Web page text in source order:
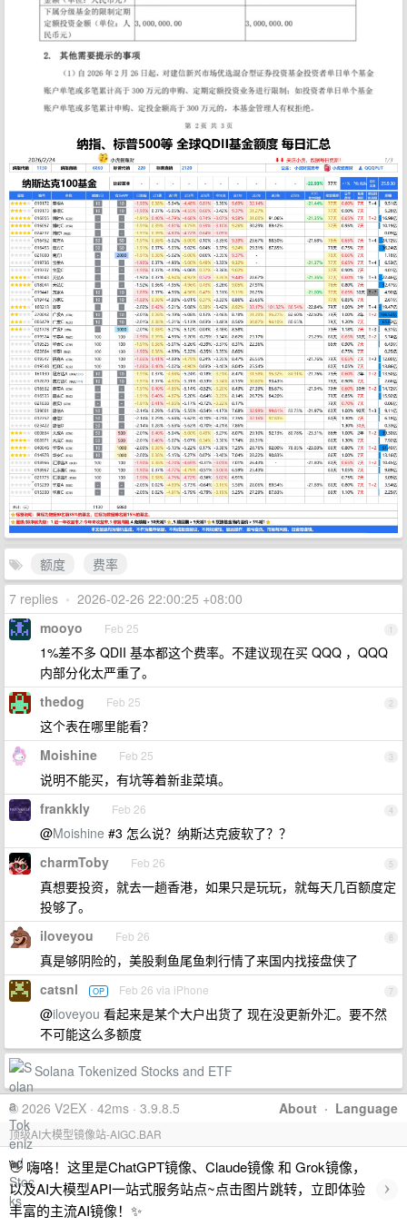
额度
费率
7 replies • 2026-02-26 22:00:25 +08:00
1
mooyo Feb 25
1%差不多 QDII 基本都这个费率。不建议现在买 QQQ ，QQQ
内部分化太严重了。
2
thedog Feb 25
这个表在哪里能看？
3
Moishine Feb 25
说明不能买，有坑等着新韭菜填。
4
frankkly Feb 26
@Moishine #3 怎么说？纳斯达克疲软了？？
5
charmToby Feb 26
真想要投资，就去一趟香港，如果只是玩玩，就每天几百额度定
投够了。
6
iloveyou Feb 26
真是够阴险的，美股剩鱼尾鱼刺行情了来国内找接盘侠了
7
catsnl OP Feb 26 via iPhone
@iloveyou 看起来是某个大户出货了 现在没更新外汇。要不然
不可能这么多额度
Solana Tokenized Stocks and ETF
About · Language
© 2026 V2EX · 42ms · 3.9.8.5
顶级AI大模型镜像站-AIGC.BAR
👋 嗨咯！这里是ChatGPT镜像、Claude镜像 和 Grok镜像，
以及AI大模型API一站式服务站点~点击图片跳转，立即体验
丰富的主流AI镜像！✨
›